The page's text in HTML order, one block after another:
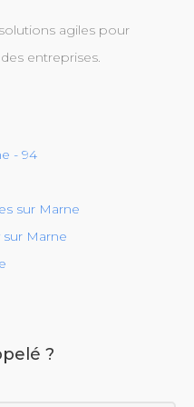
agiles pour
entreprises.
- 94
sur Marne
Marne
?